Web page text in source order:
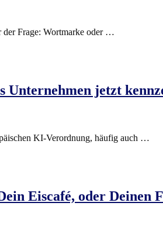
der Frage: Wortmarke oder …
jetzt
KI-Verordnung, häufig auch …
Eiscafé, oder Deinen